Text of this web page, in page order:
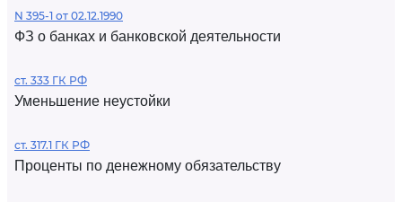
N 395-1 от 02.12.1990
ФЗ о банках и банковской деятельности
ст. 333 ГК РФ
Уменьшение неустойки
ст. 317.1 ГК РФ
Проценты по денежному обязательству